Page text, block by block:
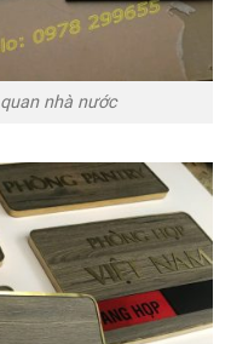
nhà nước